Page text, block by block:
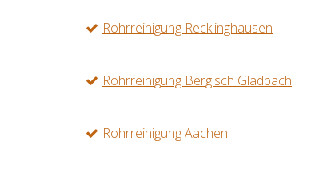
Rohrreinigung Recklinghausen
Rohrreinigung Bergisch Gladbach
Rohrreinigung Aachen